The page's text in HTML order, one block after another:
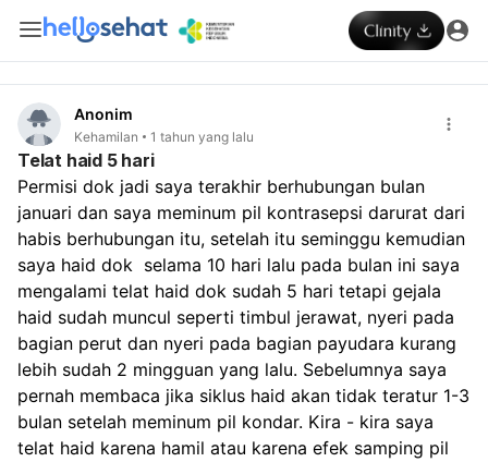
Anonim
Kehamilan 1 tahun yang lalu
Telat haid 5 hari
Permisi dok jadi saya terakhir berhubungan bulan
januari dan saya meminum pil kontrasepsi darurat dari
habis berhubungan itu, setelah itu seminggu kemudian
saya haid dok  selama 10 hari lalu pada bulan ini saya
mengalami telat haid dok sudah 5 hari tetapi gejala
haid sudah muncul seperti timbul jerawat, nyeri pada
bagian perut dan nyeri pada bagian payudara kurang
lebih sudah 2 mingguan yang lalu. Sebelumnya saya
pernah membaca jika siklus haid akan tidak teratur 1-3
bulan setelah meminum pil kondar. Kira - kira saya
telat haid karena hamil atau karena efek samping pil